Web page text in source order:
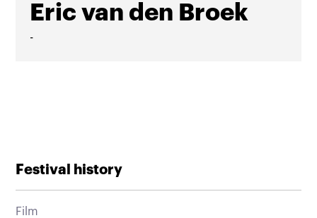
Eric van den Broek
-
Festival history
Film